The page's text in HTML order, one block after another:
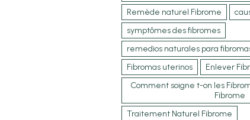
Remède naturel Fibrome
symptômes des fibromes
remedios naturales para
Fibromas uterinos
Enlever
Comment soigne t-on les
Fibrome
Traitement Naturel Fibrome